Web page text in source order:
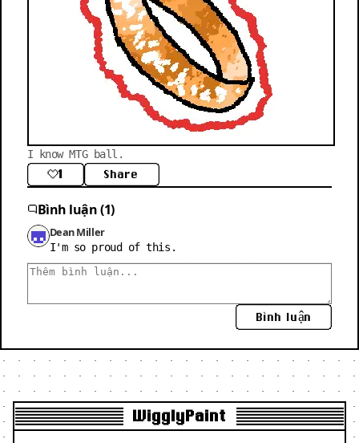
I know MTG ball.
1 Share
Bình luận (1)
Dean Miller
I'm so proud of this.
Bình luận
WigglyPaint